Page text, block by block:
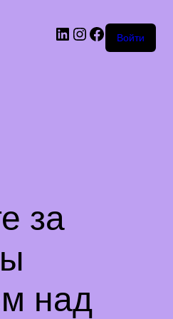
LinkedInInstagram
Facebook
Войти
за
над